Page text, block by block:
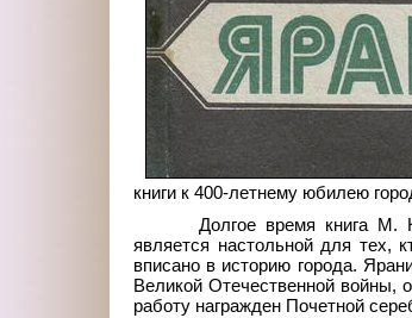
книги к 400-летнему юбилею
Долгое время книга М.
является настольной для тех,
вписано в историю города.
Великой Отечественной войны,
работу награжден Почетной